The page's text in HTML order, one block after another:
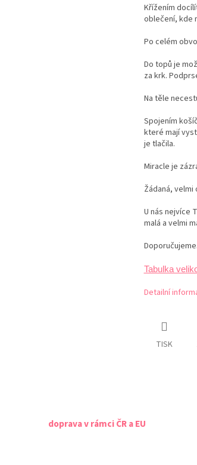
Křížením
oblečení, kde
Po celém
Do topů je
za krk.
Na těle
Spojením
které mají
je tlačila.
Miracle je
Žádaná,
U nás nejvíce
malá a velmi
Doporučujeme.
Tabulka
Detailní
TISK
doprava v rámci ČR a EU